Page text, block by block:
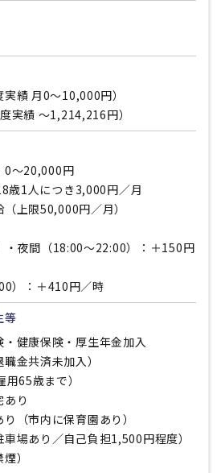
績 月0〜10,000円）
実績 〜1,214,216円）
0〜20,000円
歳1人につき3,000円／月
上限50,000円／月）
夜間（18:00〜22:00）：＋150円
）：＋410円／時
等
・健康保険・厚生年金加入
金共済未加入）
65歳まで）
あり
（市内に保育園あり）
場あり／自己負担1,500円程度）
）